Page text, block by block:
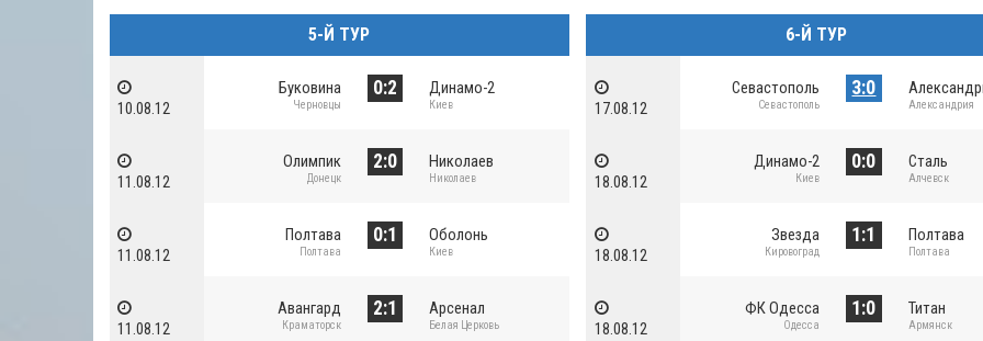
5-Й ТУР
10.08.12
Буковина
Черновцы
0:2 Динамо-2
Киев
11.08.12
Олимпик
Донецк
2:0 Николаев
Николаев
11.08.12
Полтава
Полтава
0:1 Оболонь
Киев
11.08.12
Авангард
Краматорск
2:1 Арсенал
Белая Церковь
6-Й ТУР
17.08.12
Севастополь
Севастополь
3:0
Александрия
18.08.12
Динамо-2
Киев
0:0 Сталь
Алчевск
18.08.12
Звезда
Кировоград
1:1 Полтава
Полтава
18.08.12
ФК Одесса
Одесса
1:0 Титан
Армянск